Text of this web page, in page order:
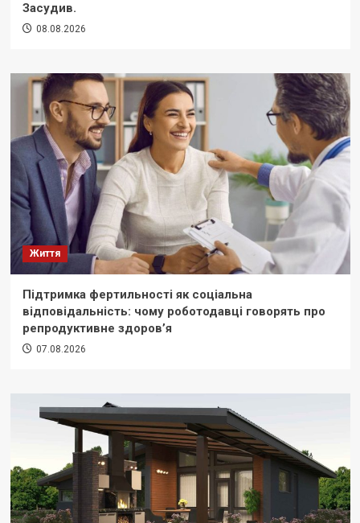
Засудив.
08.08.2026
Життя
Підтримка фертильності як соціальна
відповідальність: чому роботодавці говорять про
репродуктивне здоров’я
07.08.2026